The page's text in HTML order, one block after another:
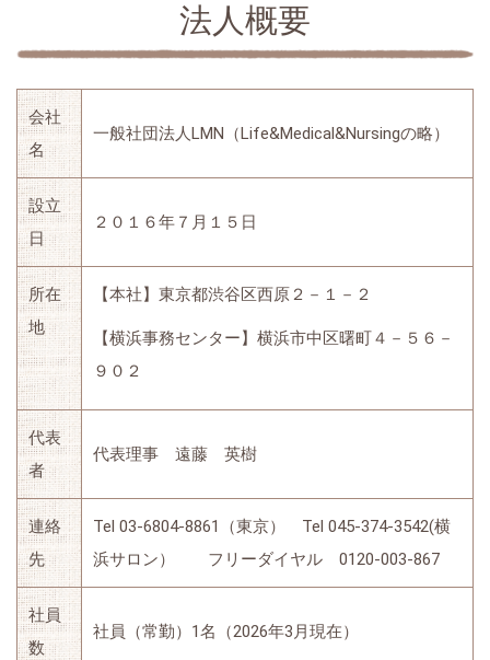
法人概要
会社
名
一般社団法人LMN（Life&Medical&Nursingの略）
設立
日
２０１６年７月１５日
所在
地
【本社】東京都渋谷区西原２－１－２
【横浜事務センター】横浜市中区曙町４－５６－
９０２
代表
者
代表理事 遠藤 英樹
連絡
先
Tel 03-6804-8861（東京） Tel 045-374-3542(横
浜サロン） フリーダイヤル 0120-003-867
社員
数
社員（常勤）1名（2026年3月現在）